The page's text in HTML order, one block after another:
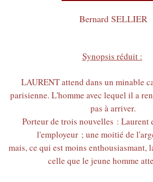
Bernard SELLIER
Synopsis réduit :
LAURENT attend dans un minable
parisienne. L'homme avec lequel il a
pas à arriver.
Porteur de trois nouvelles : Laurent
l'employeur ; une moitié de
mais, ce qui est moins enthousiasmant,
celle que le jeune homme